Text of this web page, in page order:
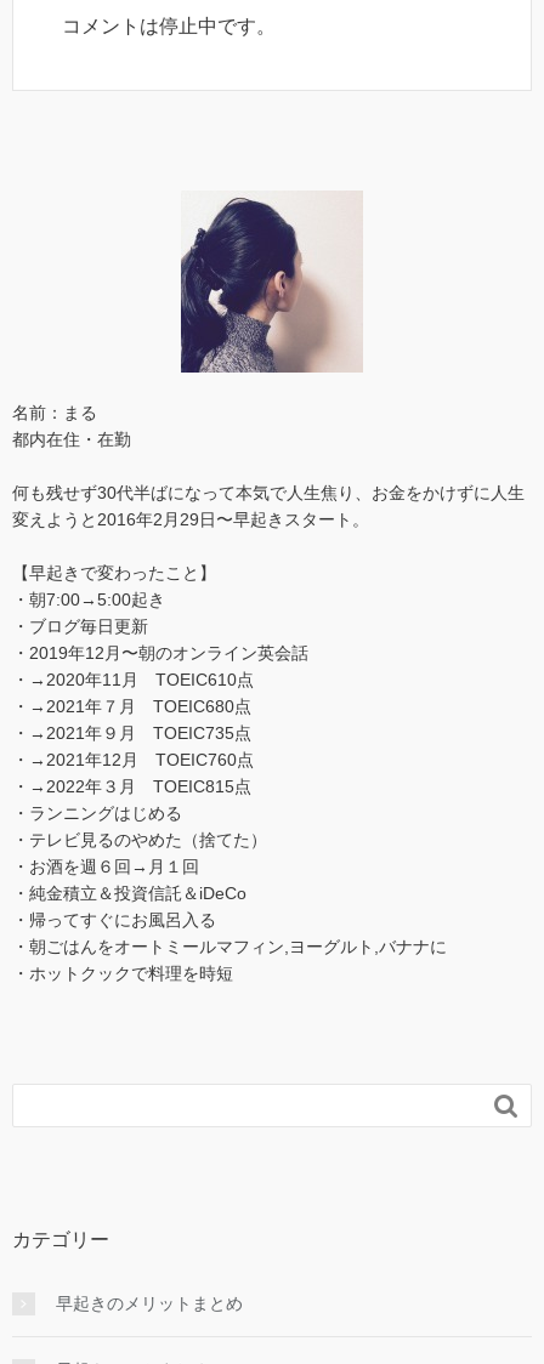
コメントは停止中です。
名前：まる
都内在住・在勤
何も残せず30代半ばになって本気で人生焦り、お金をかけずに人生
変えようと2016年2月29日〜早起きスタート。
【早起きで変わったこと】
・朝7:00→5:00起き
・ブログ毎日更新
・2019年12月〜朝のオンライン英会話
・→2020年11月 TOEIC610点
・→2021年７月 TOEIC680点
・→2021年９月 TOEIC735点
・→2021年12月 TOEIC760点
・→2022年３月 TOEIC815点
・ランニングはじめる
・テレビ見るのやめた（捨てた）
・お酒を週６回→月１回
・純金積立＆投資信託＆iDeCo
・帰ってすぐにお風呂入る
・朝ごはんをオートミールマフィン,ヨーグルト,バナナに
・ホットクックで料理を時短

カテゴリー
早起きのメリットまとめ